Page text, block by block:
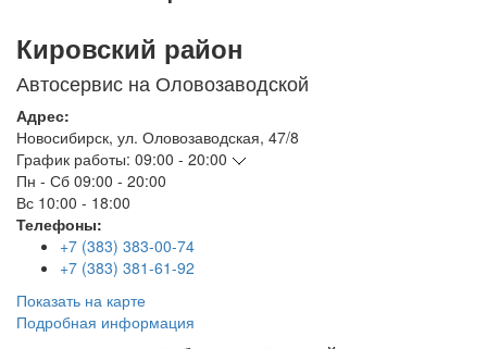
Кировский район
Автосервис на Оловозаводской
Адрес:
Новосибирск, ул. Оловозаводская, 47/8
График работы: 09:00 - 20:00
Пн - Сб 09:00 - 20:00
Вс 10:00 - 18:00
Телефоны:
+7 (383) 383-00-74
+7 (383) 381-61-92
Показать на карте
Подробная информация